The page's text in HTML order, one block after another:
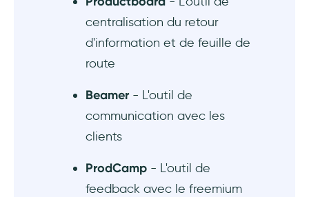
centralisation du retour
d'information et de feuille de
route
Beamer- L'outil de
communication avec les
clients
ProdCamp - L'outil de
feedback avec le freemium